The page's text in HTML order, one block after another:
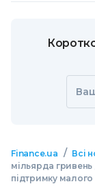
Finance.ua / Всі
мільярда
підтримку малого